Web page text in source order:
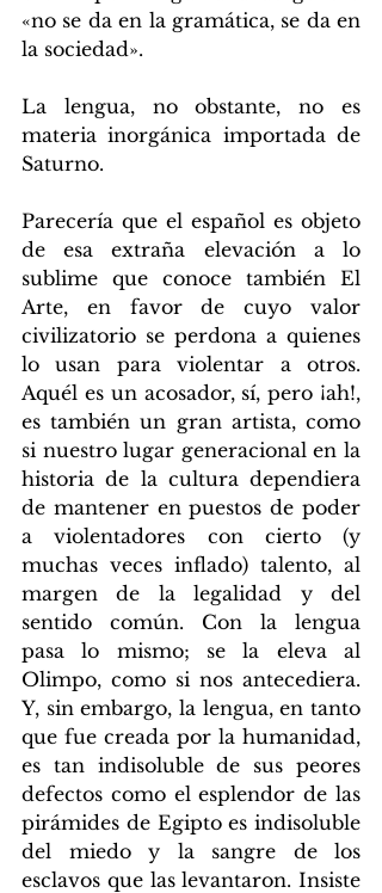
«no se da en la gramática, se da en
la sociedad».
La lengua, no obstante, no es
materia inorgánica importada de
Saturno.
Parecería que el español es objeto
de esa extraña elevación a lo
sublime que conoce también El
Arte, en favor de cuyo valor
civilizatorio se perdona a quienes
lo usan para violentar a otros.
Aquél es un acosador, sí, pero ¡ah!,
es también un gran artista, como
si nuestro lugar generacional en la
historia de la cultura dependiera
de mantener en puestos de poder
a violentadores con cierto (y
muchas veces inflado) talento, al
margen de la legalidad y del
sentido común. Con la lengua
pasa lo mismo; se la eleva al
Olimpo, como si nos antecediera.
Y, sin embargo, la lengua, en tanto
que fue creada por la humanidad,
es tan indisoluble de sus peores
defectos como el esplendor de las
pirámides de Egipto es indisoluble
del miedo y la sangre de los
esclavos que las levantaron. Insiste